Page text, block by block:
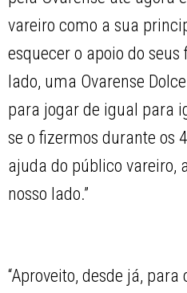
vareiro como a sua
esquecer o apoio do seus
lado, uma Ovarense
para jogar de igual para
se o fizermos durante os
ajuda do público vareiro,
nosso lado.”
“Aproveito, desde já,